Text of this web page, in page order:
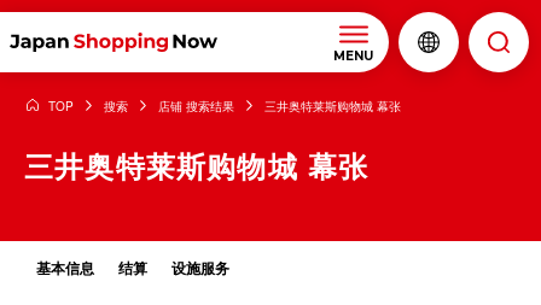
MENU
TOP 搜索 店铺 搜索结果 三井奥特莱斯购物城 幕张
三井奥特莱斯购物城 幕张
基本信息 结算 设施服务